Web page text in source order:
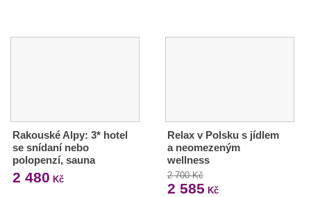
Rakouské Alpy: 3* hotel
se snídaní nebo
polopenzí, sauna
2 480 Kč
Relax v Polsku s jídlem
a neomezeným
wellness
2 700 Kč
2 585 Kč